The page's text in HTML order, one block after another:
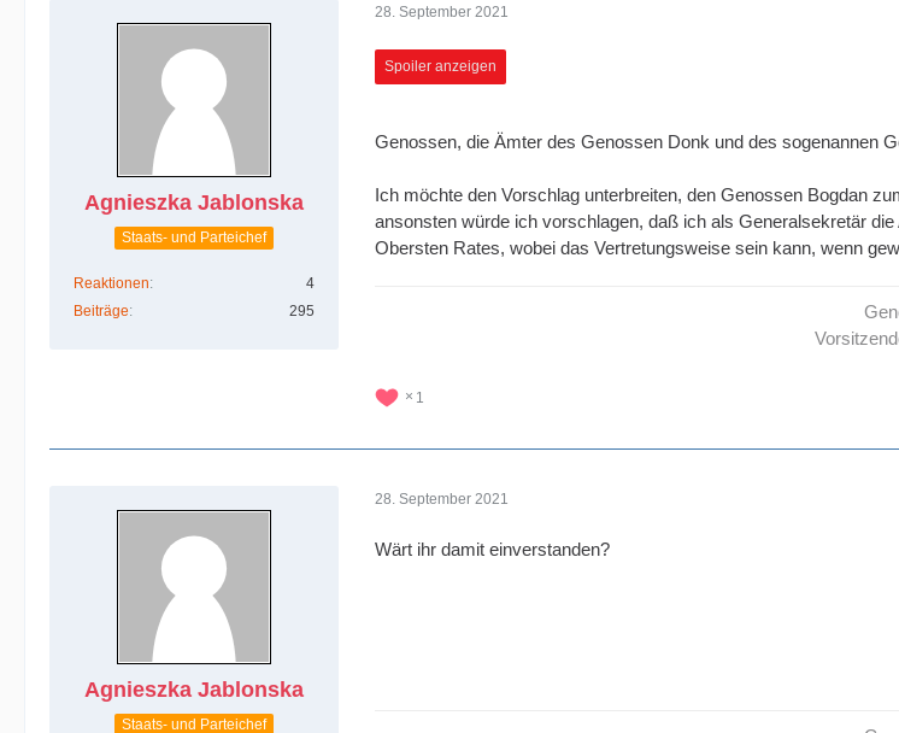
Agnieszka Jablonska
Staats- und Parteichef
Reaktionen
4
Beiträge
295
28. September 2021
Spoiler anzeigen
Genossen, die Ämter des Genossen Donk und des sogenannen
Ich möchte den Vorschlag unterbreiten, den Genossen Bogdan
ansonsten würde ich vorschlagen, daß ich als Generalsekretär
Obersten Rates, wobei das Vertretungsweise sein kann, wenn
1
Agnieszka Jablonska
Staats- und Parteichef
28. September 2021
Wärt ihr damit einverstanden?